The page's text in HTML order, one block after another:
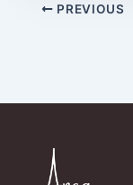
PREVIOUS